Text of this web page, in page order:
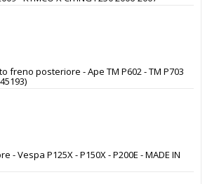
freno posteriore - Ape TM P602 - TM P703
- Vespa P125X - P150X - P200E - MADE IN